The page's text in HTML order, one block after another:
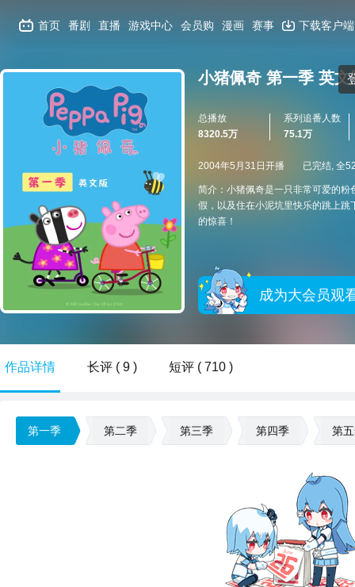
首页 番剧 直播 游戏中心 会员购 漫画 赛事 下载客户端
小猪佩奇 第一季 英文
总播放
8320.5万
系列追番人数
75.1万
2004年5月31日开播 已完结, 全
简介：小猪佩奇是一只非常可爱的
假，以及住在小泥坑里快乐的跳上
的惊喜！
成为大会员观
作品详情 长评 ( 9 ) 短评 ( 710 )
第一季 第二季 第三季 第四季 第